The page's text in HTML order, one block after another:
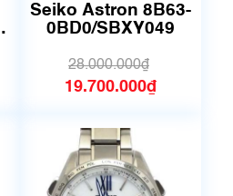
dụng, hàng đẹp, có chút
xước dăm)
Seiko Astron 8B63-
0BD0/SBXY049
28.000.000₫
19.700.000₫